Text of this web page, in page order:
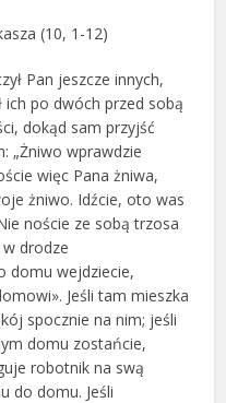
(10, 1-12)
Pan jeszcze innych,
ich po dwóch przed sobą
dokąd sam przyjść
„Żniwo wprawdzie
więc Pana żniwa,
żniwo. Idźcie, oto was
noście ze sobą trzosa
drodze
domu wejdziecie,
Jeśli tam mieszka
spocznie na nim; jeśli
domu zostańcie,
robotnik na swą
do domu. Jeśli